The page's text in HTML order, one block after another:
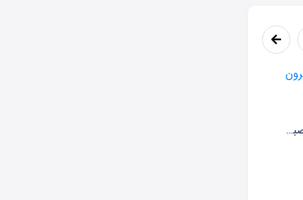
پیاده سازی شبکه عصبی پرسپترون تک لایه (جلسه دوم)